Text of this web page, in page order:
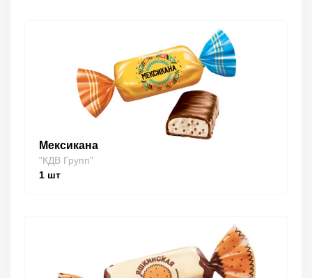
Мексикана
"КДВ Групп"
1 шт